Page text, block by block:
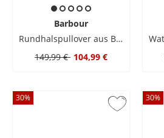
Barbour
Rundhalspullover aus Baumwolle mit Raglanärmeln
149,99 € 104,99 €
30% 30%